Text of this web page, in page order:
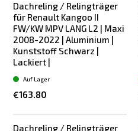
Dachreling / Relingträger
für Renault Kangoo II
FW/KW MPV LANG L2 | Maxi
2008-2022 | Aluminium |
Kunststoff Schwarz |
Lackiert |
€163.80
Auf Lager
Dachreling / Relingträger